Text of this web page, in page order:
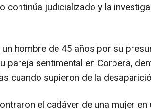
continúa judicializado y la
hombre de 45 años por su
pareja sentimental en Corbera,
cuando supieron de la
el cadáver de una mujer en